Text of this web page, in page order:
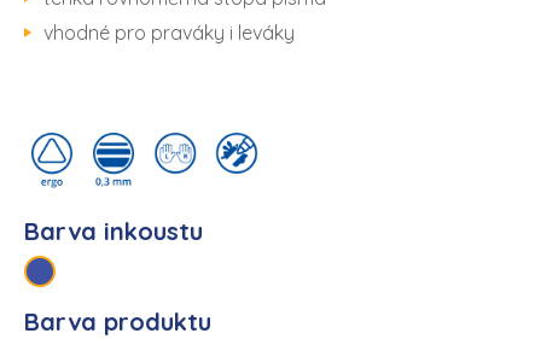
vhodné pro praváky i leváky
Barva inkoustu
Barva produktu